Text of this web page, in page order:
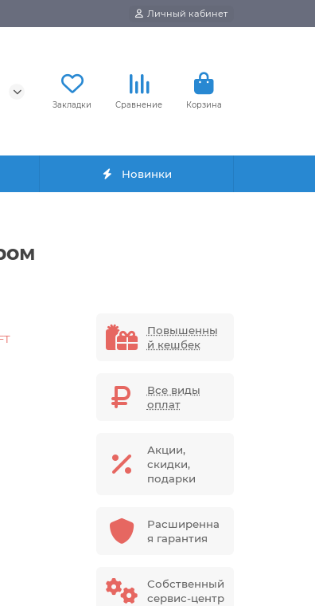
Личный кабинет
Закладки Сравнение Корзина
Новинки
Повышенны
й кешбек
Все виды
оплат
Акции,
скидки,
подарки
Расширенна
я гарантия
Собственный
сервис-центр